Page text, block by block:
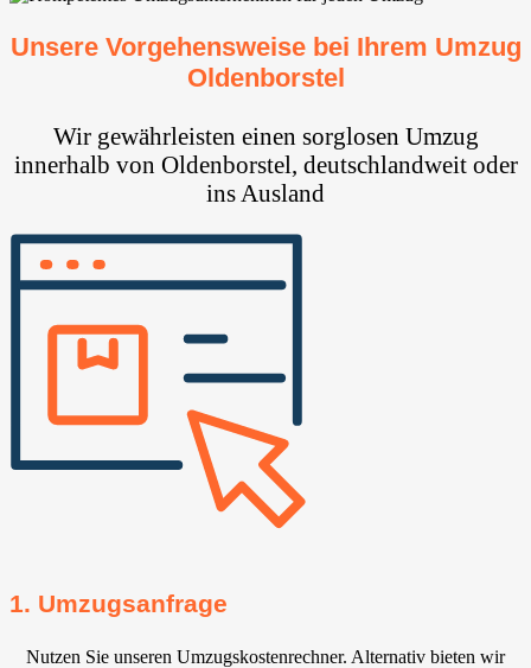
Unsere Vorgehensweise bei Ihrem Umzug
Oldenborstel
Wir gewährleisten einen sorglosen Umzug
innerhalb von Oldenborstel, deutschlandweit oder
ins Ausland
1. Umzugsanfrage
Nutzen Sie unseren Umzugskostenrechner. Alternativ bieten wir